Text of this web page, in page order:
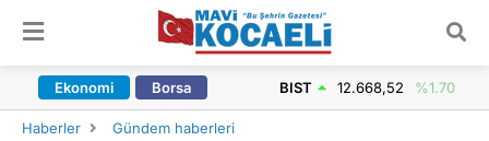
Ekonomi Borsa BIST 12.668,52 %1.70
Haberler Gündem haberleri